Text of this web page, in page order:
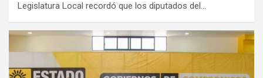
Legislatura Local recordó que los diputados del…